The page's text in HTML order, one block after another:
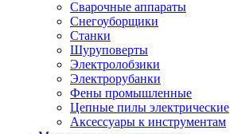
Сварочные аппараты
Снегоуборщики
Станки
Шуруповерты
Электролобзики
Электрорубанки
Фены промышленные
Цепные пилы электрические
Аксессуары к инструментам